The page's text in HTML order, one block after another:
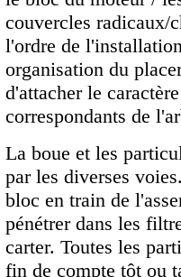
couvercles radicaux/
l'ordre de
organisation du
d'attacher le
correspondants de
La boue et les
par les diverses
bloc en train de
pénétrer dans les
carter. Toutes les
fin de compte tôt ou